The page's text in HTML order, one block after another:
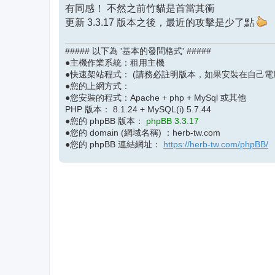
有同感！ 不然之前竹貓是首當其衝
更新 3.3.17 版本之後，最近的攻擊是少了點
##### 以下為 '基本的發問格式' #####
●主機作業系統：租用主機
●快速架站程式： (請務必註明版本，如果安裝在自己
●您的上網方式：
●您安裝的程式：Apache + php + MySql 或其他
PHP 版本： 8.1.24 + MySQL(i) 5.7.44
●您的 phpBB 版本： phpBB 3.3.17
●您的 domain (網域名稱) ：herb-tw.com
●您的 phpBB 連結網址： https://herb-tw.com/phpBB/